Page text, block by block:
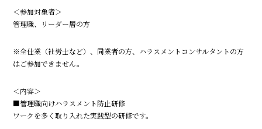
＜参加対象者＞
管理職、リーダー層の方
※全仕業（社労士など）、同業者の方、ハラスメントコンサルタントの方
はご参加できません。
＜内容＞
■管理職向けハラスメント防止研修
ワークを多く取り入れた実践型の研修です。